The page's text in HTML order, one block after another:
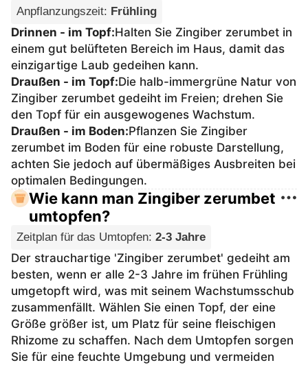
Anpflanzungszeit: Frühling
Drinnen - im Topf:Halten Sie Zingiber zerumbet in
einem gut belüfteten Bereich im Haus, damit das
einzigartige Laub gedeihen kann.
Draußen - im Topf:Die halb-immergrüne Natur von
Zingiber zerumbet gedeiht im Freien; drehen Sie
den Topf für ein ausgewogenes Wachstum.
Draußen - im Boden:Pflanzen Sie Zingiber
zerumbet im Boden für eine robuste Darstellung,
achten Sie jedoch auf übermäßiges Ausbreiten bei
optimalen Bedingungen.
Wie kann man Zingiber zerumbet
umtopfen?
Zeitplan für das Umtopfen: 2-3 Jahre
Der strauchartige 'Zingiber zerumbet' gedeiht am
besten, wenn er alle 2-3 Jahre im frühen Frühling
umgetopft wird, was mit seinem Wachstumsschub
zusammenfällt. Wählen Sie einen Topf, der eine
Größe größer ist, um Platz für seine fleischigen
Rhizome zu schaffen. Nach dem Umtopfen sorgen
Sie für eine feuchte Umgebung und vermeiden